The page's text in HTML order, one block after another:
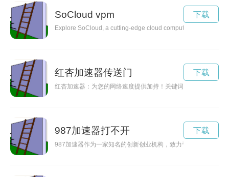
SoCloud vpm
Explore SoCloud, a cutting-edge cloud computing platform
下载
红杏加速器传送门
红杏加速器：为您的网络速度提供加持！关键词: 红杏加速器、
下载
987加速器打不开
987加速器作为一家知名的创新创业机构，致力于为创业者提
下载